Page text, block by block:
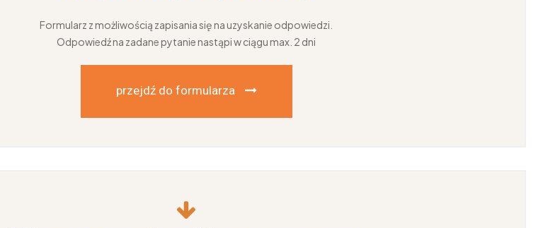
Formularz z możliwością zapisania się na uzyskanie odpowiedzi.
Odpowiedź na zadane pytanie nastąpi w ciągu max. 2 dni
przejdź do formularza